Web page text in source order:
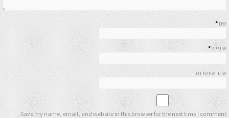
שם *
אימייל*
אתר אינטרנט
Save my name, email, and website in this browser for the next time I comment.